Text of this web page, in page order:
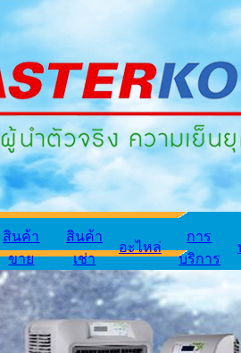
สินค้า
ขาย
สินค้า
เช่า
อะไหล่
การ
บริการ